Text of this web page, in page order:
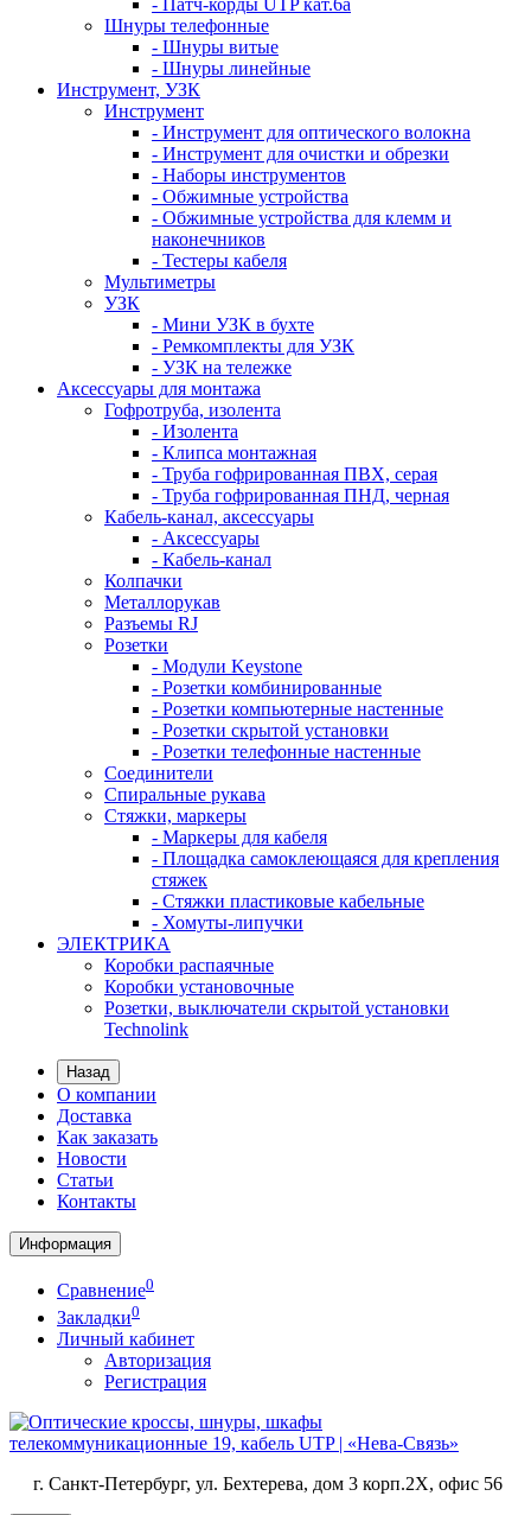
- Патч-корды UTP кат.6а
Шнуры телефонные
- Шнуры витые
- Шнуры линейные
Инструмент, УЗК
Инструмент
- Инструмент для оптического волокна
- Инструмент для очистки и обрезки
- Наборы инструментов
- Обжимные устройства
- Обжимные устройства для клемм и
наконечников
- Тестеры кабеля
Мультиметры
УЗК
- Мини УЗК в бухте
- Ремкомплекты для УЗК
- УЗК на тележке
Аксессуары для монтажа
Гофротруба, изолента
- Изолента
- Клипса монтажная
- Труба гофрированная ПВХ, серая
- Труба гофрированная ПНД, черная
Кабель-канал, аксессуары
- Аксессуары
- Кабель-канал
Колпачки
Металлорукав
Разъемы RJ
Розетки
- Модули Keystone
- Розетки комбинированные
- Розетки компьютерные настенные
- Розетки скрытой установки
- Розетки телефонные настенные
Соединители
Спиральные рукава
Стяжки, маркеры
- Маркеры для кабеля
- Площадка самоклеющаяся для крепления
стяжек
- Стяжки пластиковые кабельные
- Хомуты-липучки
ЭЛЕКТРИКА
Коробки распаячные
Коробки установочные
Розетки, выключатели скрытой установки
Technolink
Назад
О компании
Доставка
Как заказать
Новости
Статьи
Контакты
Информация
Сравнение0
Закладки0
Личный кабинет
Авторизация
Регистрация
г. Санкт-Петербург, ул. Бехтерева, дом 3 корп.2X, офис 56